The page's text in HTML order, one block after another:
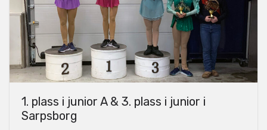
1. plass i junior A & 3. plass i junior i
Sarpsborg